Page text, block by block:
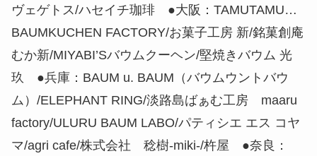
ヴェゲトス/ハセイチ珈琲 ●大阪：TAMUTAMU…
BAUMKUCHEN FACTORY/お菓子工房 新/銘菓創庵
むか新/MIYABI’Sバウムクーヘン/堅焼きバウム 光
玖 ●兵庫：BAUM u. BAUM（バウムウントバウ
ム）/ELEPHANT RING/淡路島ばぁむ工房 maaru
factory/ULURU BAUM LABO/パティシエ エス コヤ
マ/agri cafe/株式会社 稔樹-miki-/杵屋 ●奈良：